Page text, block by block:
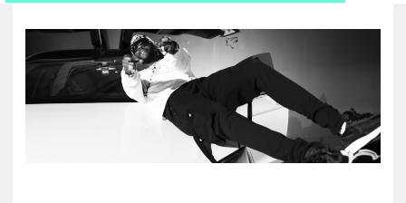
KULT
UTCA
ZENE
MÉDIAAJÁNLAT